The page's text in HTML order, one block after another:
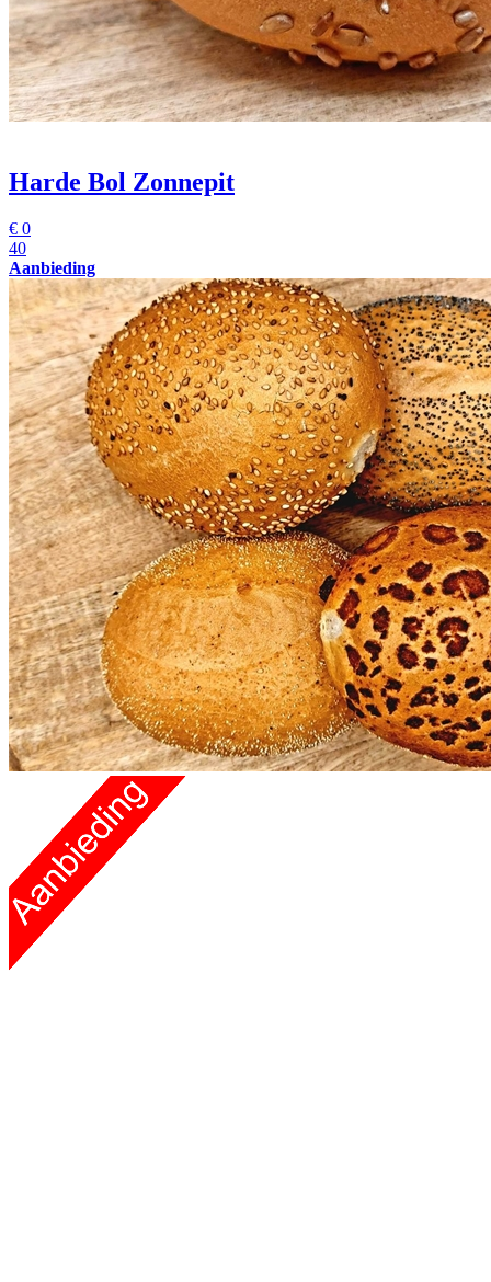
Harde Bol Zonnepit
€ 0
40
Aanbieding